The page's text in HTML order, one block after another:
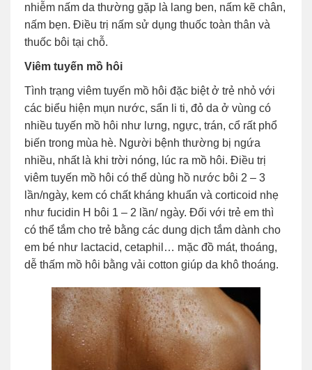
nhiễm nấm da thường gặp là lang ben, nấm kẽ chân,
nấm bẹn. Điều trị nấm sử dụng thuốc toàn thân và
thuốc bôi tại chỗ.
Viêm tuyến mồ hôi
Tình trạng viêm tuyến mồ hôi đặc biệt ở trẻ nhỏ với
các biểu hiện mụn nước, sẩn li ti, đỏ da ở vùng có
nhiều tuyến mồ hôi như lưng, ngực, trán, cổ rất phổ
biến trong mùa hè. Người bệnh thường bị ngứa
nhiều, nhất là khi trời nóng, lúc ra mồ hôi. Điều trị
viêm tuyến mồ hôi có thể dùng hồ nước bôi 2 – 3
lần/ngày, kem có chất kháng khuẩn và corticoid nhẹ
như fucidin H bôi 1 – 2 lần/ ngày. Đối với trẻ em thì
có thể tắm cho trẻ bằng các dung dịch tắm dành cho
em bé như lactacid, cetaphil… mặc đồ mát, thoáng,
dễ thấm mồ hôi bằng vải cotton giúp da khô thoáng.